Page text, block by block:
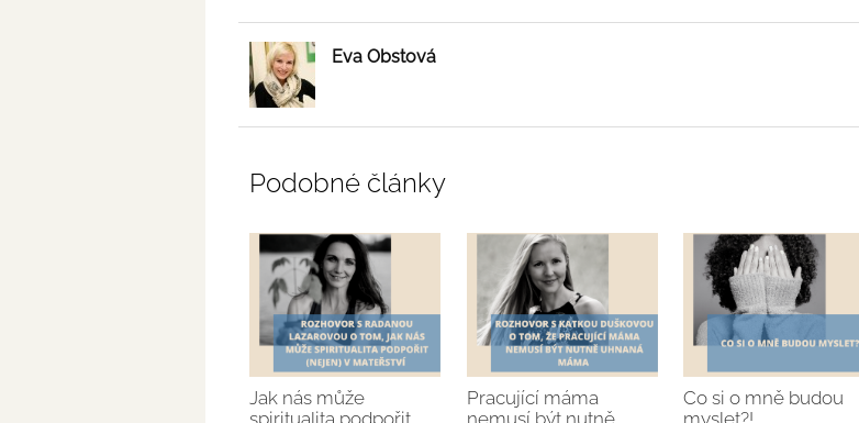
Eva Obstová
Podobné články
Jak nás může
spiritualita podpořit
Pracující máma
nemusí být nutně
Co si o mně budou
myslet?!